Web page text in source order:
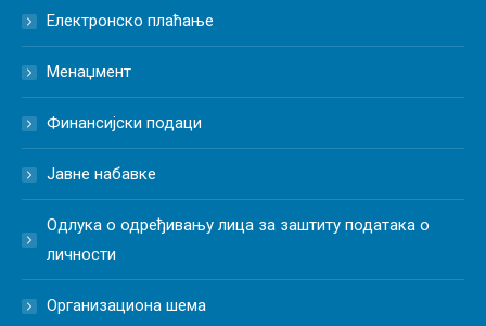
Електронско плаћање
Менаџмент
Финансијски подаци
Јавне набавке
Одлука о одређивању лица за заштиту података о
личности
Организациона шема